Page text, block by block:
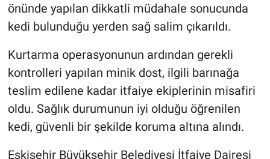
önünde yapılan dikkatli müdahale sonucunda
kedi bulunduğu yerden sağ salim çıkarıldı.
Kurtarma operasyonunun ardından gerekli
kontrolleri yapılan minik dost, ilgili barınağa
teslim edilene kadar itfaiye ekiplerinin misafiri
oldu. Sağlık durumunun iyi olduğu öğrenilen
kedi, güvenli bir şekilde koruma altına alındı.
Eskişehir Büyükşehir Belediyesi İtfaiye Dairesi